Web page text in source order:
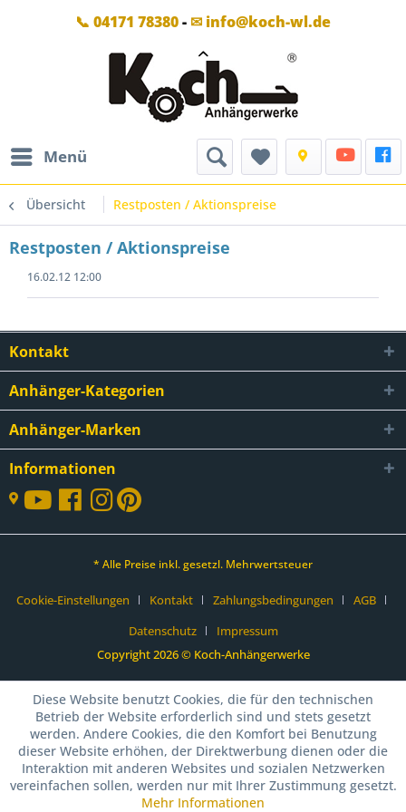
📞 04171 78380- ✉ info@koch-wl.de
Menü
Übersicht Restposten / Aktionspreise
Restposten / Aktionspreise
16.02.12 12:00
Kontakt
Anhänger-Kategorien
Anhänger-Marken
Informationen
* Alle Preise inkl. gesetzl. Mehrwertsteuer
Cookie-Einstellungen Kontakt Zahlungsbedingungen
AGB
Datenschutz
Impressum
Copyright 2026 © Koch-Anhängerwerke
Diese Website benutzt Cookies, die für den technischen
Betrieb der Website erforderlich sind und stets gesetzt
werden. Andere Cookies, die den Komfort bei Benutzung
dieser Website erhöhen, der Direktwerbung dienen oder die
Interaktion mit anderen Websites und sozialen Netzwerken
vereinfachen sollen, werden nur mit Ihrer Zustimmung gesetzt.
Mehr Informationen